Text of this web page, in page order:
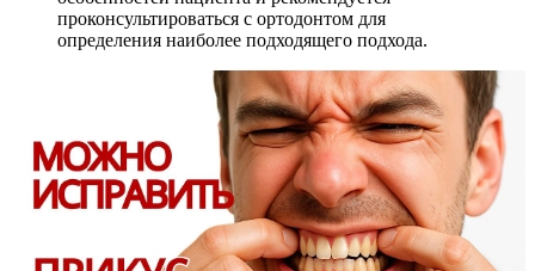
проконсультироваться с ортодонтом для
определения наиболее подходящего подхода.